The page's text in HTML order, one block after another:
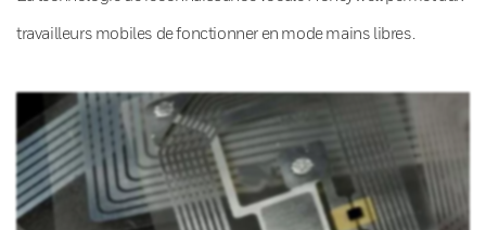
travailleurs mobiles de fonctionner en mode mains libres.